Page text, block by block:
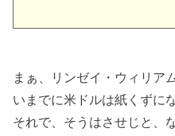
まぁ、リンゼイ・ウィリア
いまでに米ドルは紙くずに
それで、そうはさせじと、